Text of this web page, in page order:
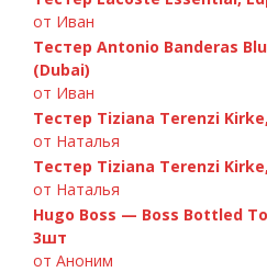
от Иван
Тестер Antonio Banderas
(Dubai)
от Иван
Тестер Tiziana Terenzi
от Наталья
Тестер Tiziana Terenzi
от Наталья
Hugo Boss — Boss Bottled
3шт
от Аноним